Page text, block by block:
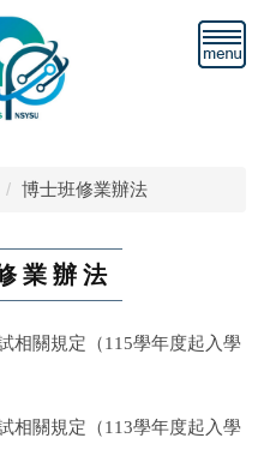
博士班修業辦法
業辦法
相關規定 （115學年度起入學
相關規定 （113學年度起入學